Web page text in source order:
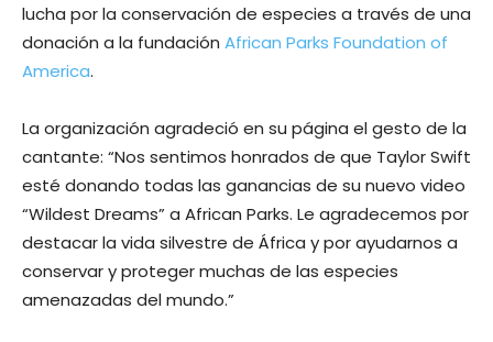
lucha por la conservación de especies a través de una
donación a la fundación African Parks Foundation of
America.
La organización agradeció en su página el gesto de la
cantante: “Nos sentimos honrados de que Taylor Swift
esté donando todas las ganancias de su nuevo video
“Wildest Dreams” a African Parks. Le agradecemos por
destacar la vida silvestre de África y por ayudarnos a
conservar y proteger muchas de las especies
amenazadas del mundo.”